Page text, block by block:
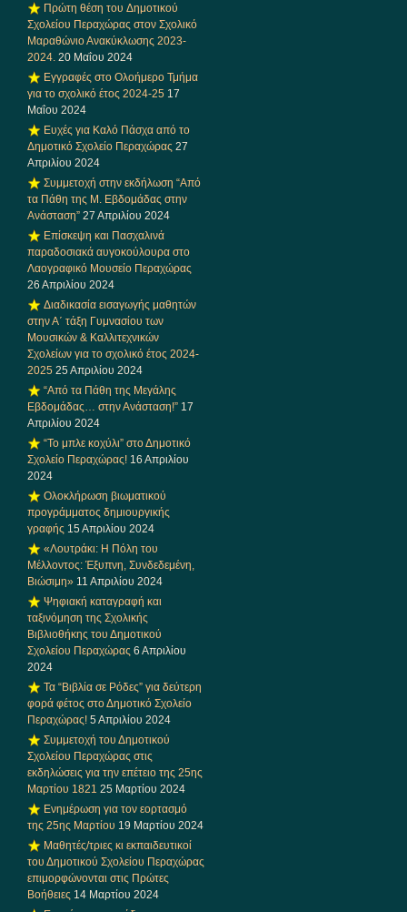
Πρώτη θέση του Δημοτικού
Σχολείου Περαχώρας στον Σχολικό
Μαραθώνιο Ανακύκλωσης 2023-
2024. 20 Μαΐου 2024
Εγγραφές στο Ολοήμερο Τμήμα
για το σχολικό έτος 2024-25 17
Μαΐου 2024
Ευχές για Καλό Πάσχα από το
Δημοτικό Σχολείο Περαχώρας 27
Απριλίου 2024
Συμμετοχή στην εκδήλωση “Από
τα Πάθη της Μ. Εβδομάδας στην
Ανάσταση” 27 Απριλίου 2024
Επίσκεψη και Πασχαλινά
παραδοσιακά αυγοκούλουρα στο
Λαογραφικό Μουσείο Περαχώρας
26 Απριλίου 2024
Διαδικασία εισαγωγής μαθητών
στην Α΄ τάξη Γυμνασίου των
Μουσικών & Καλλιτεχνικών
Σχολείων για το σχολικό έτος 2024-
2025 25 Απριλίου 2024
“Από τα Πάθη της Μεγάλης
Εβδομάδας… στην Ανάσταση!” 17
Απριλίου 2024
“Το μπλε κοχύλι” στο Δημοτικό
Σχολείο Περαχώρας! 16 Απριλίου
2024
Ολοκλήρωση βιωματικού
προγράμματος δημιουργικής
γραφής 15 Απριλίου 2024
«Λουτράκι: Η Πόλη του
Μέλλοντος: Έξυπνη, Συνδεδεμένη,
Βιώσιμη» 11 Απριλίου 2024
Ψηφιακή καταγραφή και
ταξινόμηση της Σχολικής
Βιβλιοθήκης του Δημοτικού
Σχολείου Περαχώρας 6 Απριλίου
2024
Τα “Βιβλία σε Ρόδες” για δεύτερη
φορά φέτος στο Δημοτικό Σχολείο
Περαχώρας! 5 Απριλίου 2024
Συμμετοχή του Δημοτικού
Σχολείου Περαχώρας στις
εκδηλώσεις για την επέτειο της 25ης
Μαρτίου 1821 25 Μαρτίου 2024
Ενημέρωση για τον εορτασμό
της 25ης Μαρτίου 19 Μαρτίου 2024
Μαθητές/τριες κι εκπαιδευτικοί
του Δημοτικού Σχολείου Περαχώρας
επιμορφώνονται στις Πρώτες
Βοήθειες 14 Μαρτίου 2024